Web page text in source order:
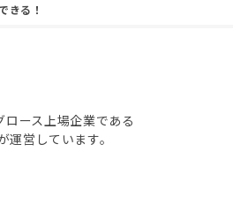
きる！
ロース上場企業である
営しています。